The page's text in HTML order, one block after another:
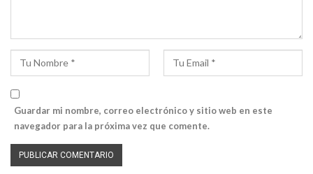
Guardar mi nombre, correo electrónico y sitio web en este
navegador para la próxima vez que comente.